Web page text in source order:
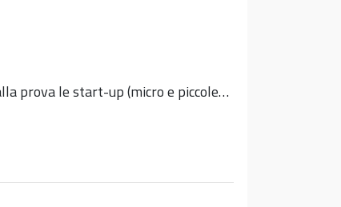
prova le start-up (micro e piccole…